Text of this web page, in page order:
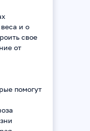
и о
свое
от
помогут